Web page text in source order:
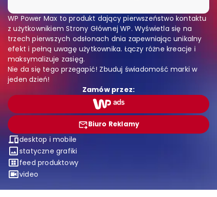
WP Power Max to produkt dający pierwszeństwo kontaktu
z użytkownikiem Strony Głównej WP. Wyświetla się na
trzech pierwszych odsłonach dnia zapewniając unikalny
efekt i pełną uwagę użytkownika. Łączy różne kreacje i
maksymalizuje zasięg.
Nie da się tego przegapić! Zbuduj świadomość marki w
jeden dzień!
Zamów przez:
Biuro Reklamy
desktop i mobile
statyczne grafiki
feed produktowy
video